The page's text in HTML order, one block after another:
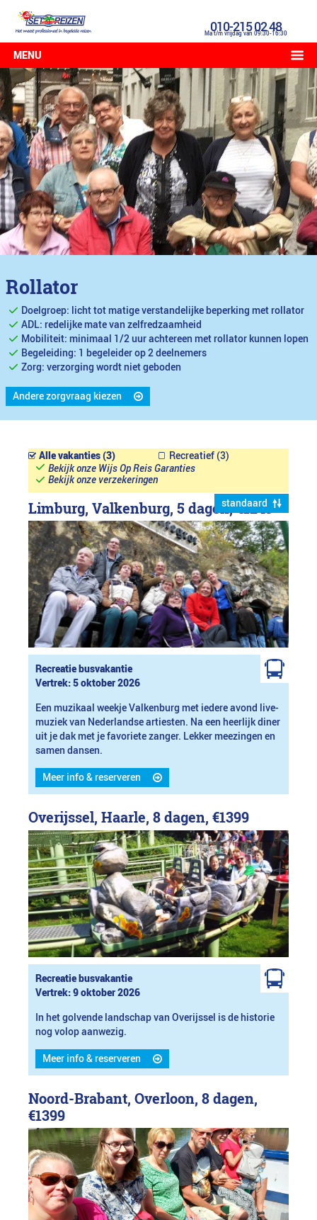
010-215 02 48
Ma t/m vrijdag van 09:30-16:30
MENU
Rollator
Doelgroep: licht tot matige verstandelijke beperking met rollator
ADL: redelijke mate van zelfredzaamheid
Mobiliteit: minimaal 1/2 uur achtereen met rollator kunnen lopen
Begeleiding: 1 begeleider op 2 deelnemers
Zorg: verzorging wordt niet geboden
Andere zorgvraag kiezen
Alle vakanties (3)
Recreatief (3)
Bekijk onze Wijs Op Reis Garanties
Bekijk onze verzekeringen
standaard
Limburg, Valkenburg, 5 dagen,€1249
Recreatie busvakantie
Vertrek: 5 oktober 2026
Een muzikaal weekje Valkenburg met iedere avond live-
muziek van Nederlandse artiesten. Na een heerlijk diner
uit je dak met je favoriete zanger. Lekker meezingen en
samen dansen.
Meer info & reserveren
Overijssel, Haarle, 8 dagen, €1399
Recreatie busvakantie
Vertrek: 9 oktober 2026
In het golvende landschap van Overijssel is de historie
nog volop aanwezig.
Meer info & reserveren
Noord-Brabant, Overloon, 8 dagen,
€1399